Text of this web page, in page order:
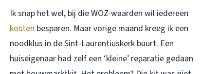
Ik snap het wel, bij die WOZ-waarden wil iedereen
kosten besparen. Maar vorige maand kreeg ik een
noodklus in de Sint-Laurentiuskerk buurt. Een
huiseigenaar had zelf een ‘kleine’ reparatie gedaan